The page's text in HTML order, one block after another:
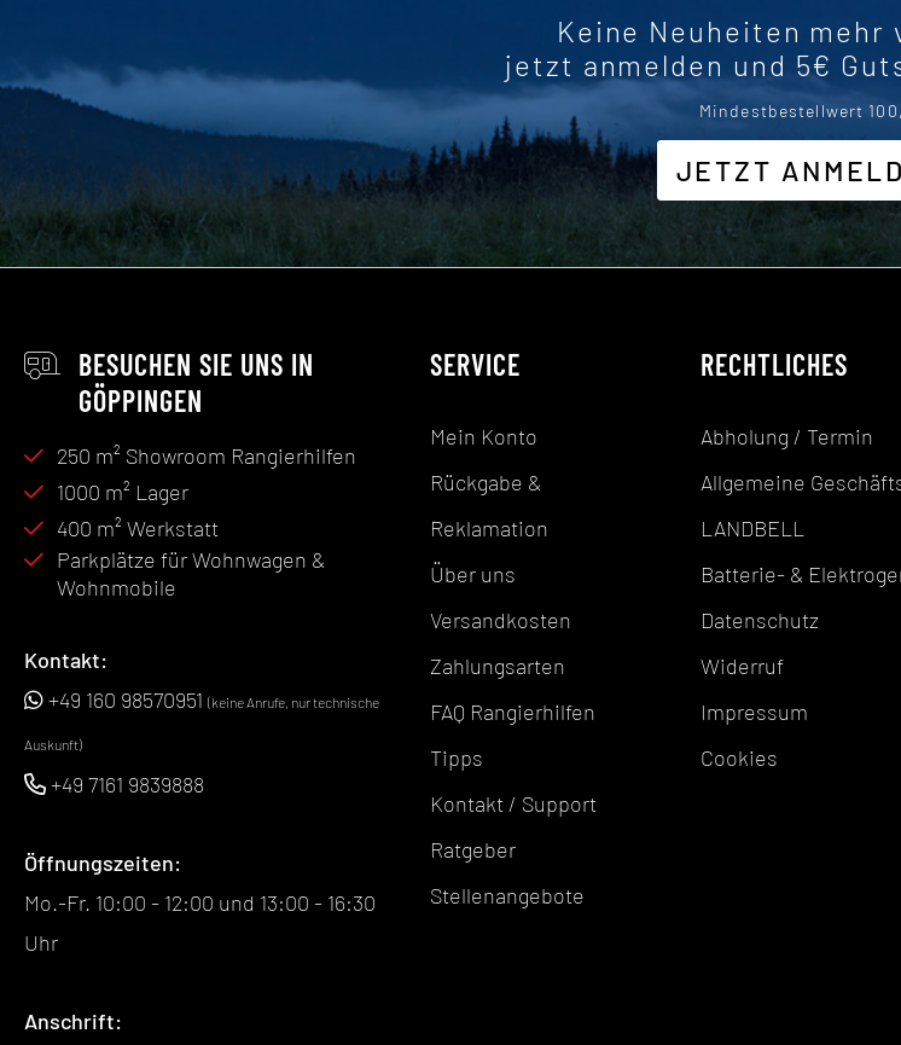
Keine Neuheiten mehr
jetzt anmelden und 5€
Mindestbestellwert
JETZT
BESUCHEN SIE UNS IN
GÖPPINGEN
250 m² Showroom Rangierhilfen
1000 m² Lager
400 m² Werkstatt
Parkplätze für Wohnwagen &
Wohnmobile
Kontakt:
+49 160 98570951 (keine Anrufe, nur technische
Auskunft)
+49 7161 9839888
Öffnungszeiten:
Mo.-Fr. 10:00 - 12:00 und 13:00 - 16:30
Uhr
Anschrift:
SERVICE
Mein Konto
Rückgabe &
Reklamation
Über uns
Versandkosten
Zahlungsarten
FAQ Rangierhilfen
Tipps
Kontakt / Support
Ratgeber
Stellenangebote
RECHTLICHES
Abholung / Termin
Allgemeine
LANDBELL
Batterie- &
Datenschutz
Widerruf
Impressum
Cookies